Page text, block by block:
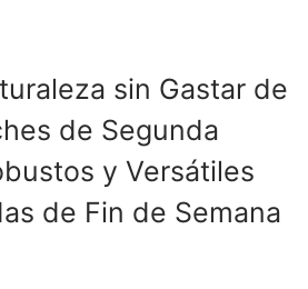
sin Gastar de
de Segunda
y Versátiles
de Fin de Semana